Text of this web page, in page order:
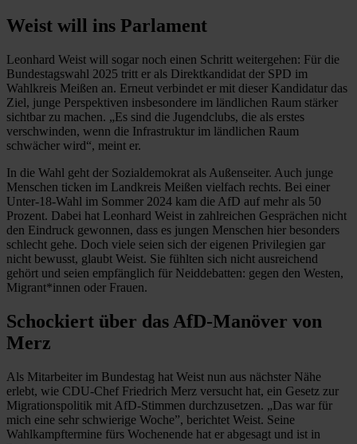
Weist will ins Parlament
Leonhard Weist will sogar noch einen Schritt weitergehen: Für die
Bundestagswahl 2025 tritt er als Direktkandidat der SPD im
Wahlkreis Meißen an. Erneut verbindet er mit dieser Kandidatur das
Ziel, junge Perspektiven insbesondere im ländlichen Raum stärker
sichtbar zu machen. „Es sind die Jugendclubs, die als erstes
verschwinden, wenn die Infrastruktur im ländlichen Raum
schwächer wird“, meint er.
In die Wahl geht der Sozialdemokrat als Außenseiter. Auch junge
Menschen ticken im Landkreis Meißen vielfach rechts. Bei einer
Unter-18-Wahl im Sommer 2024 kam die AfD auf mehr als 50
Prozent. Dabei hat Leonhard Weist in zahlreichen Gesprächen nicht
den Eindruck gewonnen, dass es jungen Menschen hier besonders
schlecht gehe. Doch viele seien sich der eigenen Privilegien gar
nicht bewusst, glaubt Weist. Sie fühlten sich nicht ausreichend
gehört und seien empfänglich für Neiddebatten: gegen den Westen,
Migrant*innen oder Frauen.
Schockiert über das AfD-Manöver von
Merz
Als Mitarbeiter im Bundestag hat Weist nun aus nächster Nähe
erlebt, wie CDU-Chef Friedrich Merz versucht hat, ein Gesetz zur
Migrationspolitik mit AfD-Stimmen durchzusetzen. „Das war für
mich eine sehr schwierige Woche”, berichtet Weist. Seine
Wahlkampftermine fürs Wochenende hat er abgesagt und ist in